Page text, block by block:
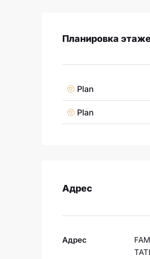
Планировка
Plan
Plan
Адрес
Адрес